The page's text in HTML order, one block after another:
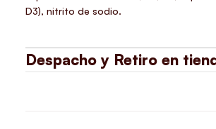
D3), nitrito de sodio.
Despacho y Retiro en